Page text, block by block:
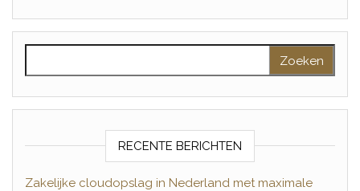
RECENTE BERICHTEN
Zakelijke cloudopslag in Nederland met maximale